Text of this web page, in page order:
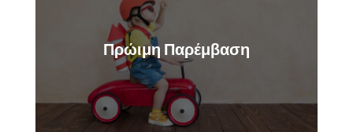
Πρώιμη Παρέμβαση